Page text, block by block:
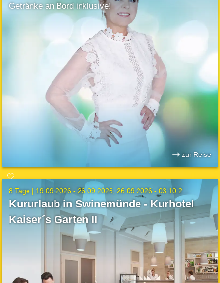
Getränke an Bord inklusive!
zur Reise
8 Tage | 19.09.2026 - 26.09.2026 26.09.2026 - 03.10.2026
Kururlaub in Swinemünde - Kurhotel
Kaiser´s Garten II